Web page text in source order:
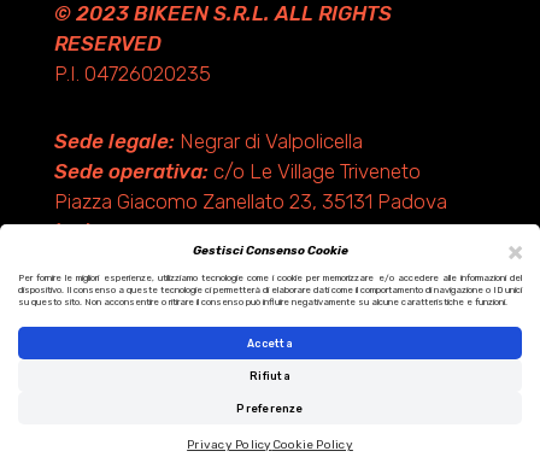
×
Gestisci Consenso Cookie
Per fornire le migliori esperienze, utilizziamo tecnologie come i cookie per memorizzare e/o accedere alle informazioni del
dispositivo. Il consenso a queste tecnologie ci permetterà di elaborare dati come il comportamento di navigazione o ID unici
su questo sito. Non acconsentire o ritirare il consenso può influire negativamente su alcune caratteristiche e funzioni.
Accetta
Rifiuta
Preferenze
Privacy PolicyCookie Policy
© 2023 BIKEEN S.R.L. ALL RIGHTS
RESERVED
P.I. 04726020235
Sede legale:Negrar di Valpolicella
Sede operativa:c/o Le Village Triveneto
Piazza Giacomo Zanellato 23, 35131 Padova
(PD)
Design by KF ADV
Development by Italix.net